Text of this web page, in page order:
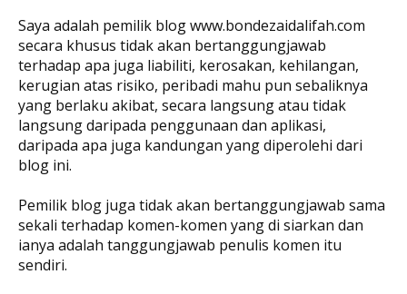
Saya adalah pemilik blog www.bondezaidalifah.com
secara khusus tidak akan bertanggungjawab
terhadap apa juga liabiliti, kerosakan, kehilangan,
kerugian atas risiko, peribadi mahu pun sebaliknya
yang berlaku akibat, secara langsung atau tidak
langsung daripada penggunaan dan aplikasi,
daripada apa juga kandungan yang diperolehi dari
blog ini.
Pemilik blog juga tidak akan bertanggungjawab sama
sekali terhadap komen-komen yang di siarkan dan
ianya adalah tanggungjawab penulis komen itu
sendiri.